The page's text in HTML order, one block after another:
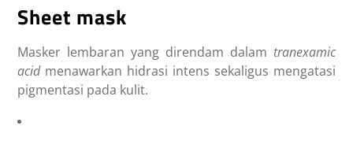
Sheet mask
Masker lembaran yang direndam dalam tranexamic
acid menawarkan hidrasi intens sekaligus mengatasi
pigmentasi pada kulit.